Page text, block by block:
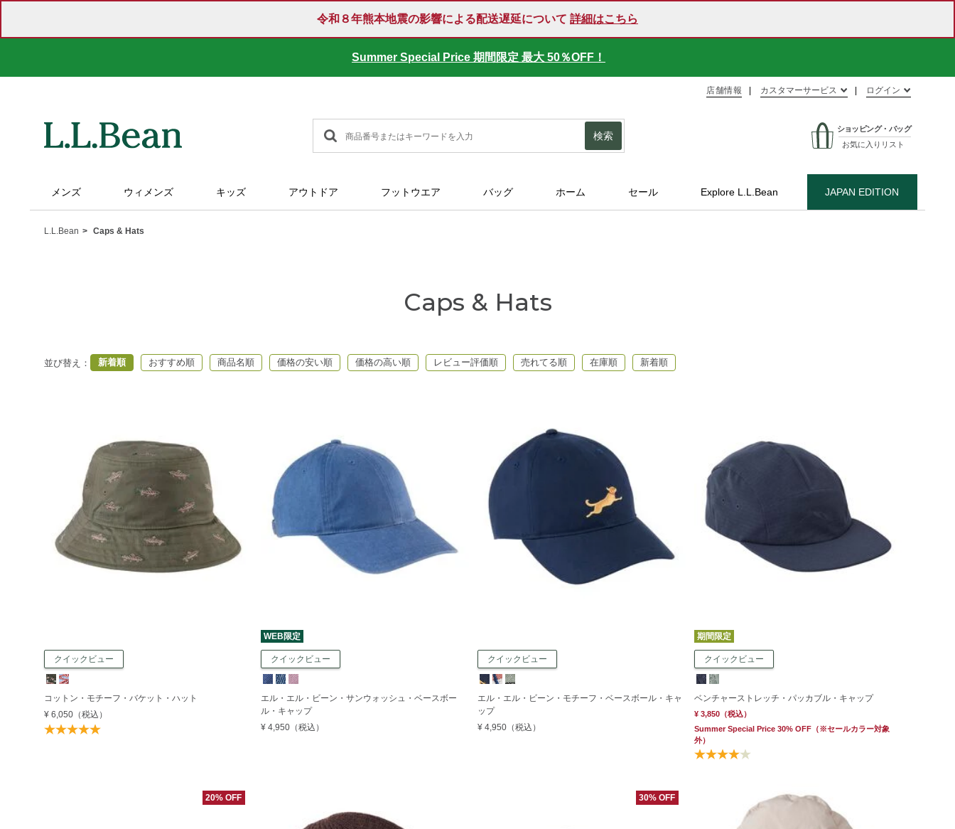
令和８年熊本地震の影響による配送遅延について 詳細はこちら
Summer Special Price 期間限定 最大 50％OFF！
店舗情報 カスタマーサービス ログイン
検索
ショッピング・バッグ
お気に入りリスト
メンズ ウィメンズ キッズ アウトドア フットウエア バッグ ホーム セール Explore L.L.Bean JAPAN EDITION
L.L.Bean Caps & Hats
Caps & Hats
並び替え ： 新着順 おすすめ順 商品名順 価格の安い順 価格の高い順 レビュー評価順 売れてる順 在庫順 新着順
クイックビュー
コットン・モチーフ・バケット・ハット
¥ 6,050 （税込）
WEB限定
クイックビュー
エル・エル・ビーン・サンウォッシュ・ベースボー
ル・キャップ
¥ 4,950（税込）
クイックビュー
エル・エル・ビーン・モチーフ・ベースボール・キャ
ップ
¥ 4,950（税込）
期間限定
クイックビュー
ベンチャーストレッチ・パッカブル・キャップ
¥ 3,850（税込）
Summer Special Price 30% OFF（※セールカラー対象
外）
20% OFF 30% OFF